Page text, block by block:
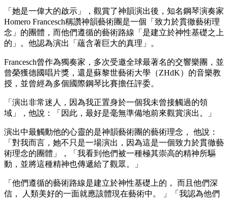
「她是一偉大的啟示」，觀賞了神韻演出後，知名鋼琴演奏家
Homero Francesch稱讚神韻藝術團是一個「致力於貫徹藝術理
念」的團體，而他們遵循的藝術路線「是建立於神性基礎之上
的」。他認為演出「蘊含著巨大的真理」。
Francesch曾作為獨奏家，多次受邀全球最著名的交響樂團，並
曾榮獲德國唱片獎，還是蘇黎世藝術大學（ZHdK）的音樂教
授，並曾經為多個國際鋼琴比賽擔任評委。
「演出非常迷人，因為我正置身於一個我未曾接觸過的領
域」，他說：「因此，最好是毫無準備地前來觀賞演出。」
演出中最觸動他的心靈的是神韻藝術團的藝術理念， 他說：
「對我而言，她不只是一場演出，因為這是一個致力於貫徹藝
術理念的團體」，「我看到他們被一種極其崇高的精神所驅
動，並將這種精神也傳遞給了觀眾。」
「他們遵循的藝術路線是建立於神性基礎上的， 而且他們深
信， 人類美好的一面就應該體現在藝術中。 」「我認為他們